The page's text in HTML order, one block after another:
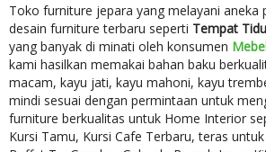
Toko furniture jepara yang melayani aneka
desain furniture terbaru seperti Tempat
yang banyak di minati oleh konsumen
kami hasilkan memakai bahan baku
macam, kayu jati, kayu mahoni, kayu
mindi sesuai dengan permintaan untuk
furniture berkualitas untuk Home Interior
Kursi Tamu, Kursi Cafe Terbaru, teras